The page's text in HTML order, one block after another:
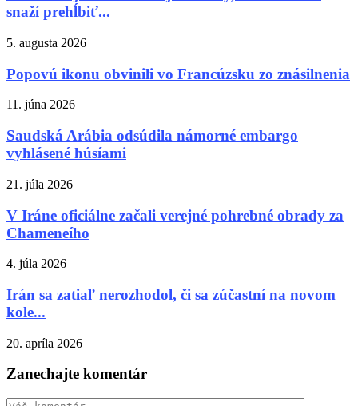
snaží prehĺbiť...
5. augusta 2026
Popovú ikonu obvinili vo Francúzsku zo znásilnenia
11. júna 2026
Saudská Arábia odsúdila námorné embargo
vyhlásené húsíami
21. júla 2026
V Iráne oficiálne začali verejné pohrebné obrady za
Chameneího
4. júla 2026
Irán sa zatiaľ nerozhodol, či sa zúčastní na novom
kole...
20. apríla 2026
Zanechajte komentár